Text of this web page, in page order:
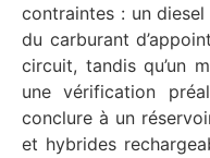
contraintes : un
du carburant
circuit, tandis qu’un
une vérification
conclure à un
et hybrides